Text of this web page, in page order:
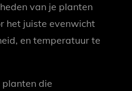
van je planten
het juiste evenwicht
en temperatuur te
die